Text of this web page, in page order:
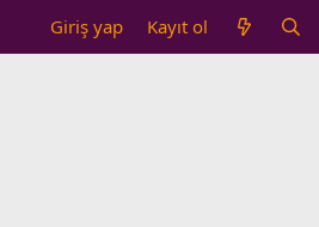
Giriş yap Kayıt ol